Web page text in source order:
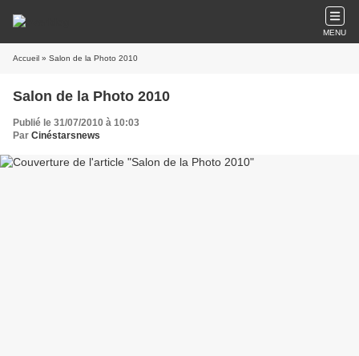
MENU
Accueil » Salon de la Photo 2010
Salon de la Photo 2010
Publié le 31/07/2010 à 10:03
Par Cinéstarsnews